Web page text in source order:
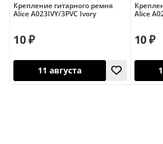
11 августа
Крепление гитарного ремня
Alice A023IVY/3PVC Ivory
10 ₽
Alice
10 ₽